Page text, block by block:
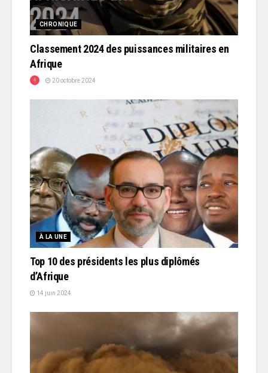
CHRONIQUE
Classement 2024 des puissances militaires en
Afrique
20 octobre 2024
À LA UNE
Top 10 des présidents les plus diplômés
d’Afrique
14 juin 2024